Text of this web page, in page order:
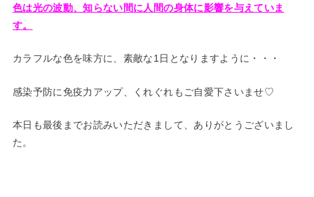
色は光の波動、知らない間に人間の身体に影響を与えていま
す。
カラフルな色を味方に、素敵な1日となりますように・・・
感染予防に免疫力アップ、くれぐれもご自愛下さいませ♡
本日も最後までお読みいただきまして、ありがとうございまし
た。